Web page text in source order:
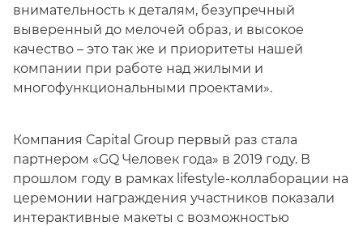
внимательность к деталям, безупречный
выверенный до мелочей образ, и высокое
качество – это так же и приоритеты нашей
компании при работе над жилыми и
многофункциональными проектами».
Компания Capital Group первый раз стала
партнером «GQ Человек года» в 2019 году. В
прошлом году в рамках lifestyle-коллаборации на
церемонии награждения участников показали
интерактивные макеты с возможностью